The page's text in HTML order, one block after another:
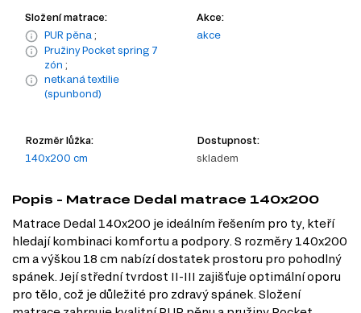
Složení matrace:
PUR pěna ;
Pružiny Pocket spring 7
zón ;
netkaná textilie
(spunbond)
Akce:
akce
Rozměr lůžka:
140x200 cm
Dostupnost:
skladem
Popis - Matrace Dedal matrace 140x200
Matrace Dedal 140x200 je ideálním řešením pro ty, kteří
hledají kombinaci komfortu a podpory. S rozměry 140x200
cm a výškou 18 cm nabízí dostatek prostoru pro pohodlný
spánek. Její střední tvrdost II-III zajišťuje optimální oporu
pro tělo, což je důležité pro zdravý spánek. Složení